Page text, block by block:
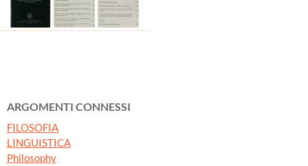
ARGOMENTI CONNESSI
FILOSOFIA
LINGUISTICA
Philosophy